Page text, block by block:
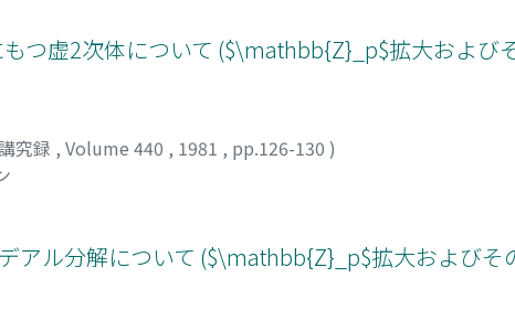
つ虚2次体について ($\mathbb{Z}_p$拡大および
究録 , Volume 440 , 1981 , pp.126-130 )
アル分解について ($\mathbb{Z}_p$拡大およびそ